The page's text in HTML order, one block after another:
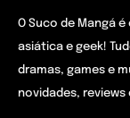
O Suco de Mangá
asiática e geek!
dramas, games e
novidades, reviews